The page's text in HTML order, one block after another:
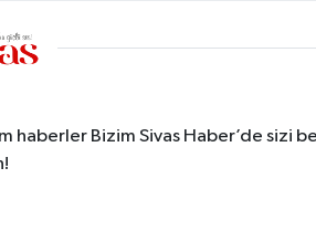
Bizim Sivas Haber’de sizi